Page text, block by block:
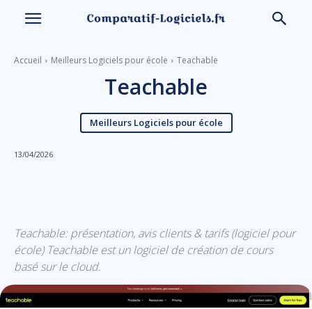
Accueil Meilleurs Logiciels pour école Teachable
Teachable
Meilleurs Logiciels pour école
13/04/2026
Teachable: présentation, avis clients & tarifs (logiciel pour
école) Teachable est un logiciel de création de cours
basé sur le cloud.